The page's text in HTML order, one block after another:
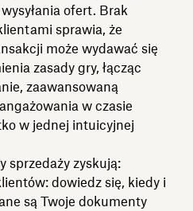
ofert. Brak
sprawia, że
może wydawać się
zasady gry, łącząc
zaawansowaną
w czasie
w jednej intuicyjnej
sprzedaży zyskują:
dowiedz się, kiedy i
są Twoje dokumenty